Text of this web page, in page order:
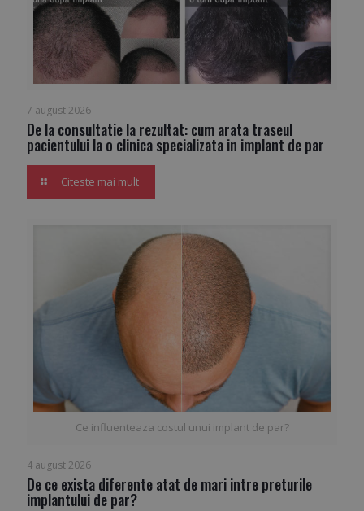
7 august 2026
De la consultatie la rezultat: cum arata traseul
pacientului la o clinica specializata in implant de par
Citeste mai mult
Ce influenteaza costul unui implant de par?
4 august 2026
De ce exista diferente atat de mari intre preturile
implantului de par?